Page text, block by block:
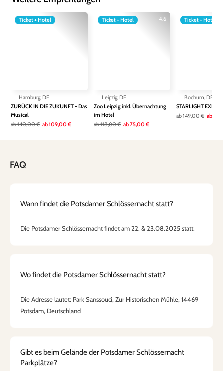
Ticket + Hotel
Hamburg, DE
ZURÜCK IN DIE ZUKUNFT - Das
Musical
ab140,00 € ab109,00 €
4.6
Ticket + Hotel
Leipzig, DE
Zoo Leipzig inkl. Übernachtung
im Hotel
ab118,00 € ab75,00 €
Ticket + Hotel
Bochum, DE
STARLIGHT
ab149,00 € ab
FAQ
Wann findet die Potsdamer Schlössernacht statt?
Die Potsdamer Schlössernacht findet am 22. & 23.08.2025 statt.
Wo findet die Potsdamer Schlössernacht statt?
Die Adresse lautet: Park Sanssouci, Zur Historischen Mühle, 14469
Potsdam, Deutschland
Gibt es beim Gelände der Potsdamer Schlössernacht
Parkplätze?